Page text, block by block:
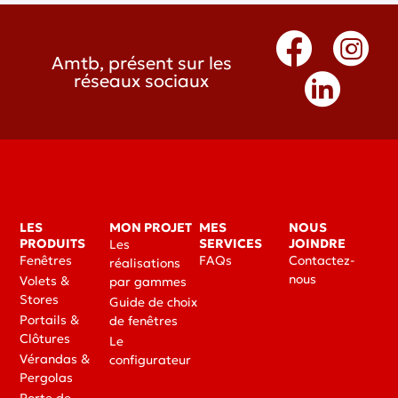
Amtb, présent sur les
réseaux sociaux
LES
PRODUITS
Fenêtres
Volets &
Stores
Portails &
Clôtures
Vérandas &
Pergolas
MON PROJET
Les
réalisations
par gammes
Guide de choix
de fenêtres
Le
configurateur
MES
SERVICES
FAQs
NOUS
JOINDRE
Contactez-
nous